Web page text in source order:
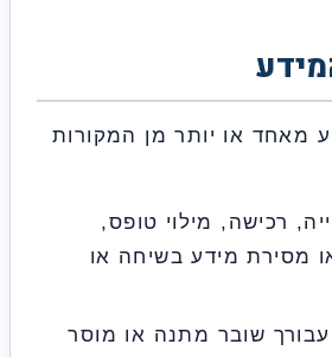
יותר מן המקורות
מילוי טופס,
מידע בשיחה או
מתנה או מוסר